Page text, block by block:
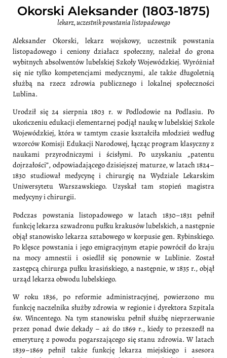
Okorski Aleksander (1803-1875)
lekarz, uczestnik powstania listopadowego
Aleksander Okorski, lekarz wojskowy, uczestnik powstania
listopadowego i ceniony działacz społeczny, należał do grona
wybitnych absolwentów lubelskiej Szkoły Wojewódzkiej. Wyróżniał
się nie tylko kompetencjami medycznymi, ale także długoletnią
służbą na rzecz zdrowia publicznego i lokalnej społeczności
Lublina.
Urodził się 24 sierpnia 1803 r. w Podlodowie na Podlasiu. Po
ukończeniu edukacji elementarnej podjął naukę w lubelskiej Szkole
Wojewódzkiej, która w tamtym czasie kształciła młodzież według
wzorców Komisji Edukacji Narodowej, łącząc program klasyczny z
naukami przyrodniczymi i ścisłymi. Po uzyskaniu „patentu
dojrzałości”, odpowiadającego dzisiejszej maturze, w latach 1824–
1830 studiował medycynę i chirurgię na Wydziale Lekarskim
Uniwersytetu Warszawskiego. Uzyskał tam stopień magistra
medycyny i chirurgii.
Podczas powstania listopadowego w latach 1830–1831 pełnił
funkcję lekarza szwadronu pułku krakusów lubelskich, a następnie
objął stanowisko lekarza sztabowego w korpusie gen. Rybinskiego.
Po klęsce powstania i jego emigracyjnym etapie powrócił do kraju
na mocy amnestii i osiedlił się ponownie w Lublinie. Został
zastępcą chirurga pułku krasińskiego, a następnie, w 1835 r., objął
urząd lekarza obwodu lubelskiego.
W roku 1836, po reformie administracyjnej, powierzono mu
funkcję naczelnika służby zdrowia w regionie i dyrektora Szpitala
św. Wincentego. Na tym stanowisku pełnił służbę nieprzerwanie
przez ponad dwie dekady – aż do 1869 r., kiedy to przeszedł na
emeryturę z powodu pogarszającego się stanu zdrowia. W latach
1839–1869 pełnił także funkcję lekarza miejskiego i asesora